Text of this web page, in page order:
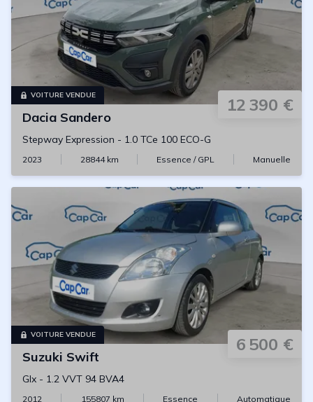
VOITURE VENDUE 12 390 €
Dacia Sandero
Stepway Expression - 1.0 TCe 100 ECO-G
2023 28844km Essence / GPL Manuelle
VOITURE VENDUE 6 500 €
Suzuki Swift
Glx - 1.2 VVT 94 BVA4
2012 155807 km Essence Automatique